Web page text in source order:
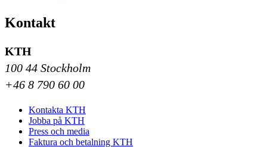
Kontakt
KTH
100 44 Stockholm
+46 8 790 60 00
Kontakta KTH
Jobba på KTH
Press och media
Faktura och betalning KTH